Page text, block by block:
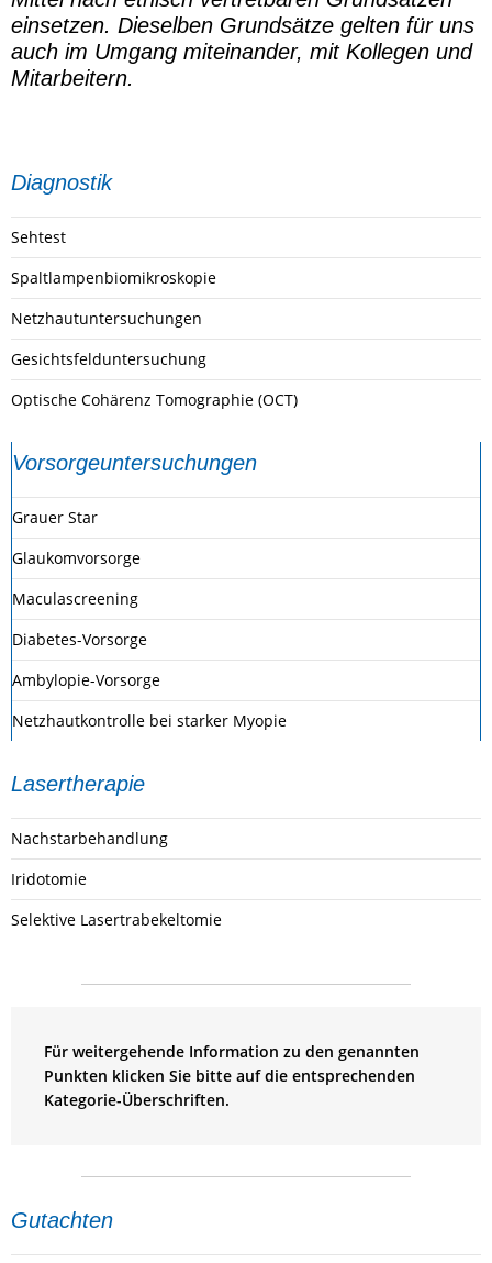
einsetzen. Dieselben Grundsätze gelten für uns
auch im Umgang miteinander, mit Kollegen und
Mitarbeitern.
Diagnostik
Sehtest
Spaltlampenbiomikroskopie
Netzhautuntersuchungen
Gesichtsfelduntersuchung
Optische Cohärenz Tomographie (OCT)
Vorsorgeuntersuchungen
Grauer Star
Glaukomvorsorge
Maculascreening
Diabetes-Vorsorge
Ambylopie-Vorsorge
Netzhautkontrolle bei starker Myopie
Lasertherapie
Nachstarbehandlung
Iridotomie
Selektive Lasertrabekeltomie
Für weitergehende Information zu den genannten
Punkten klicken Sie bitte auf die entsprechenden
Kategorie-Überschriften.
Gutachten